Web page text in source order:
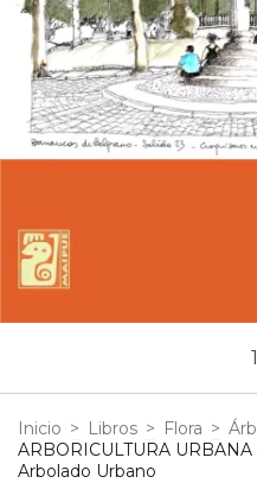
1
Inicio > Libros > Flora >
ARBORICULTURA
Arbolado Urbano